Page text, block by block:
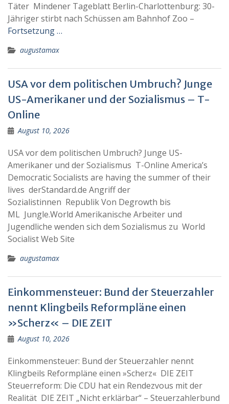
Täter Mindener Tageblatt Berlin-Charlottenburg: 30-
Jähriger stirbt nach Schüssen am Bahnhof Zoo –
Fortsetzung …
augustamax
USA vor dem politischen Umbruch? Junge
US-Amerikaner und der Sozialismus – T-
Online
August 10, 2026
USA vor dem politischen Umbruch? Junge US-
Amerikaner und der Sozialismus T-Online America’s
Democratic Socialists are having the summer of their
lives derStandard.de Angriff der
Sozialistinnen Republik Von Degrowth bis
ML Jungle.World Amerikanische Arbeiter und
Jugendliche wenden sich dem Sozialismus zu World
Socialist Web Site
augustamax
Einkommensteuer: Bund der Steuerzahler
nennt Klingbeils Reformpläne einen
»Scherz« – DIE ZEIT
August 10, 2026
Einkommensteuer: Bund der Steuerzahler nennt
Klingbeils Reformpläne einen »Scherz« DIE ZEIT
Steuerreform: Die CDU hat ein Rendezvous mit der
Realität DIE ZEIT „Nicht erklärbar“ – Steuerzahlerbund